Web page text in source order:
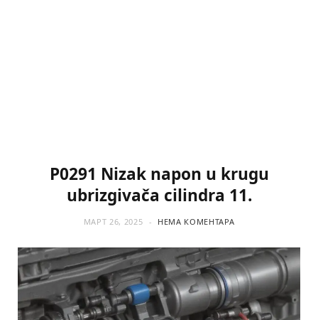
P0291 Nizak napon u krugu
ubrizgivača cilindra 11.
МАРТ 26, 2025 НЕМА КОМЕНТАРА